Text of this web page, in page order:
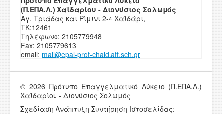
(Π.ΕΠΑ.Λ.) Χαϊδαρίου - Διονύσιος Σολωμός
Αγ. Τριάδας και Ρίμινι 2-4 Χαϊδάρι,
ΤΚ:12461
Τηλέφωνο: 2105779948
Fax: 2105779613
email: mail@epal-prot-chaid.att.sch.gr
© 2026 Πρότυπο Επαγγελματικό Λύκειο (Π.ΕΠΑ.Λ.)
Χαϊδαρίου - Διονύσιος Σολωμός
Σχεδίαση Ανάπτυξη Συντήρηση Ιστοσελίδας: